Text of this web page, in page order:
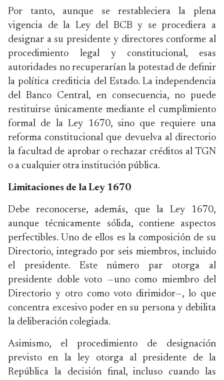
Por tanto, aunque se restableciera la plena
vigencia de la Ley del BCB y se procediera a
designar a su presidente y directores conforme al
procedimiento legal y constitucional, esas
autoridades no recuperarían la potestad de definir
la política crediticia del Estado. La independencia
del Banco Central, en consecuencia, no puede
restituirse únicamente mediante el cumplimiento
formal de la Ley 1670, sino que requiere una
reforma constitucional que devuelva al directorio
la facultad de aprobar o rechazar créditos al TGN
o a cualquier otra institución pública.
Limitaciones de la Ley 1670
Debe reconocerse, además, que la Ley 1670,
aunque técnicamente sólida, contiene aspectos
perfectibles. Uno de ellos es la composición de su
Directorio, integrado por seis miembros, incluido
el presidente. Este número par otorga al
presidente doble voto —uno como miembro del
Directorio y otro como voto dirimidor—, lo que
concentra excesivo poder en su persona y debilita
la deliberación colegiada.
Asimismo, el procedimiento de designación
previsto en la ley otorga al presidente de la
República la decisión final, incluso cuando las